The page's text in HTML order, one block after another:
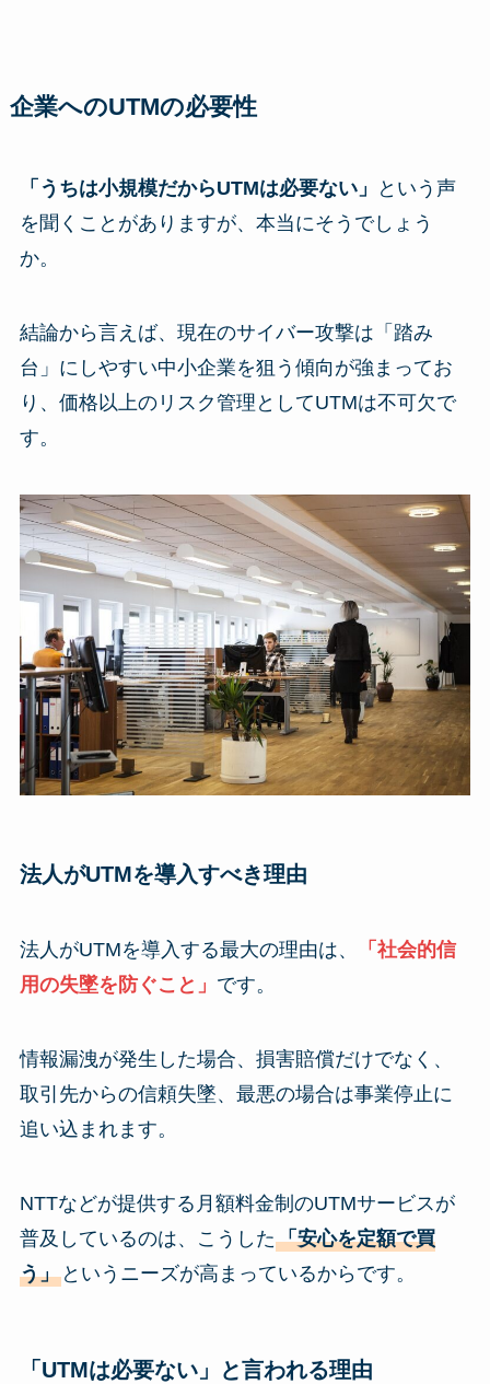
企業へのUTMの必要性
「うちは小規模だからUTMは必要ない」
という声
を聞くことがありますが、本当にそうでしょう
か。
結論から言えば、現在のサイバー攻撃は「踏み
台」にしやすい中小企業を狙う傾向が強まってお
り、価格以上のリスク管理としてUTMは不可欠で
す。
法人がUTMを導入すべき理由
法人がUTMを導入する最大の理由は、
「社会的信
用の失墜を防ぐこと」 です。
情報漏洩が発生した場合、損害賠償だけでなく、
取引先からの信頼失墜、最悪の場合は事業停止に
追い込まれます。
NTTなどが提供する月額料金制のUTMサービスが
普及しているのは、こうした「安心を定額で買
う」というニーズが高まっているからです。
「UTMは必要ない」と言われる理由